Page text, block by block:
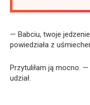
— Babciu, twoje
powiedziała z
Przytuliłam ją mocno.
udział.